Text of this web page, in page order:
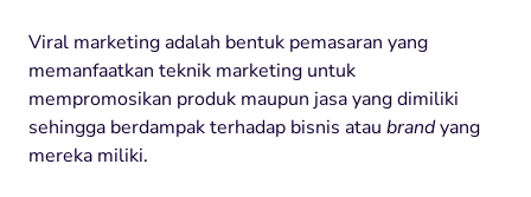
Viral marketing adalah bentuk pemasaran yang
memanfaatkan teknik marketing untuk
mempromosikan produk maupun jasa yang dimiliki
sehingga berdampak terhadap bisnis atau brandyang
mereka miliki.